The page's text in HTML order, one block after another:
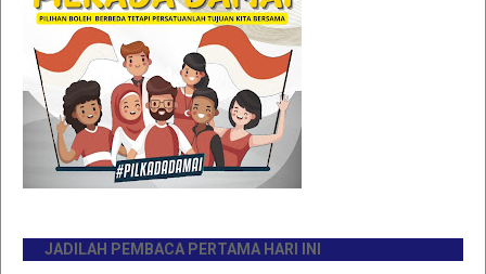
JADILAH PEMBACA PERTAMA HARI INI